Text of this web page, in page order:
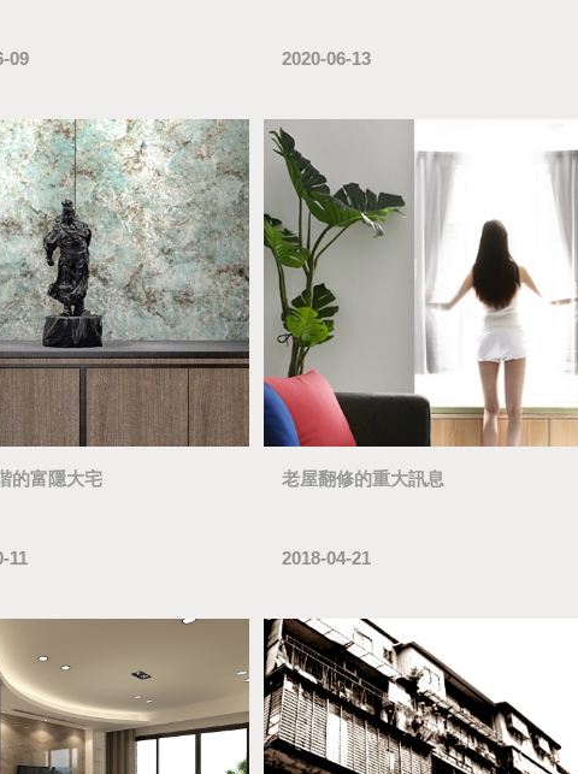
09 2020-06-13
的富隱大宅
11
老屋翻修的重大訊息
2018-04-21